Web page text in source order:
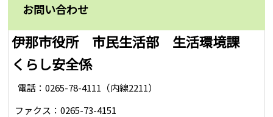
お問い合わせ
伊那市役所 市民生活部 生活環境課
くらし安全係
電話：0265-78-4111（内線2211）
ファクス：0265-73-4151